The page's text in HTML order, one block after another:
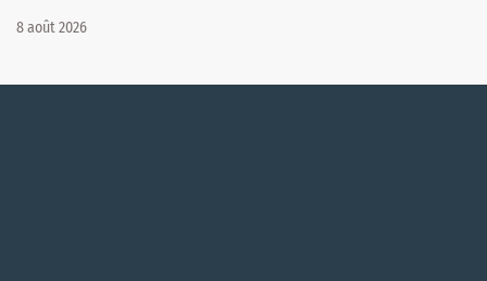
8 août 2026